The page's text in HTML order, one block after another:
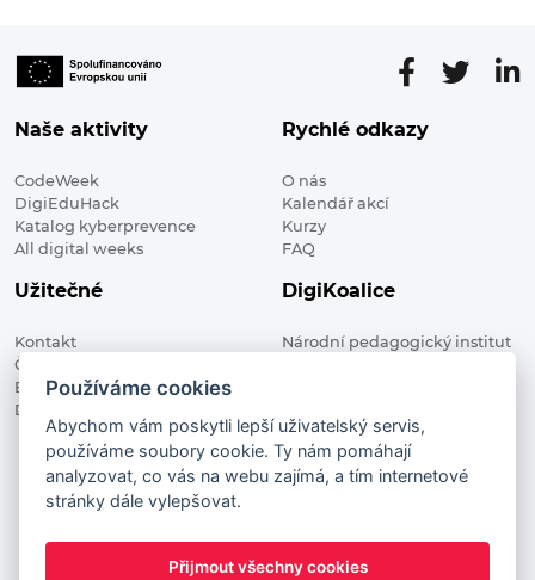
Naše aktivity
CodeWeek
DigiEduHack
Katalog kyberprevence
All digital weeks
Rychlé odkazy
O nás
Kalendář akcí
Kurzy
FAQ
Užitečné
Kontakt
Členské organizace
Blog
Digitalizace ve vzdělávání
DigiKoalice
Národní pedagogický institut
DigiKoalice 2021. All rights reserved
Vstup do administrace
This project has received funding from the European
Commission Innovation and Networks Executive Agency (now
Používáme cookies
Abychom vám poskytli lepší uživatelský servis,
používáme soubory cookie. Ty nám pomáhají
analyzovat, co vás na webu zajímá, a tím internetové
stránky dále vylepšovat.
Přijmout všechny cookies